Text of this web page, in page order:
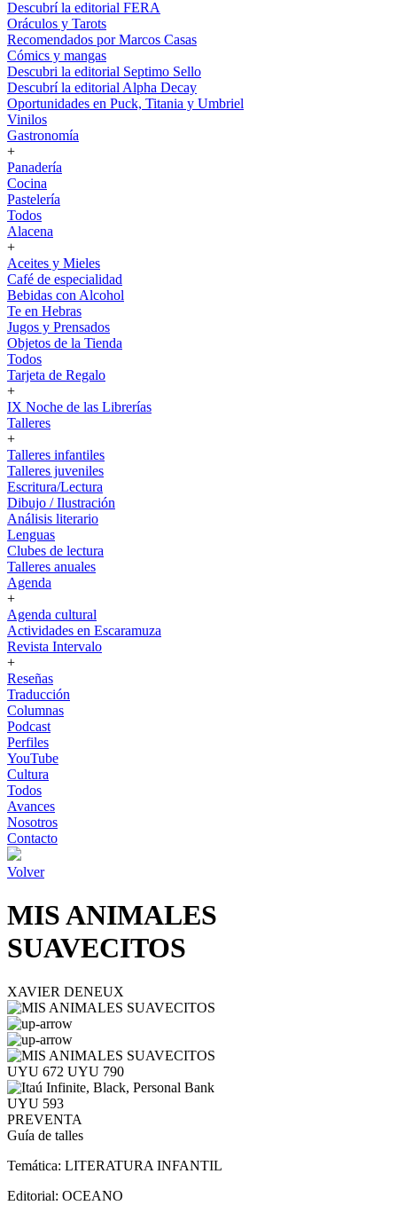
Descubrí la editorial FERA
Oráculos y Tarots
Recomendados por Marcos Casas
Cómics y mangas
Descubri la editorial Septimo Sello
Descubrí la editorial Alpha Decay
Oportunidades en Puck, Titania y Umbriel
Vinilos
Gastronomía
+
Panadería
Cocina
Pastelería
Todos
Alacena
+
Aceites y Mieles
Café de especialidad
Bebidas con Alcohol
Te en Hebras
Jugos y Prensados
Objetos de la Tienda
Todos
Tarjeta de Regalo
+
IX Noche de las Librerías
Talleres
+
Talleres infantiles
Talleres juveniles
Escritura/Lectura
Dibujo / Ilustración
Análisis literario
Lenguas
Clubes de lectura
Talleres anuales
Agenda
+
Agenda cultural
Actividades en Escaramuza
Revista Intervalo
+
Reseñas
Traducción
Columnas
Podcast
Perfiles
YouTube
Cultura
Todos
Avances
Nosotros
Contacto
Volver
MIS ANIMALES
SUAVECITOS
XAVIER DENEUX
UYU 672 UYU 790
UYU 593
PREVENTA
Guía de talles
Temática: LITERATURA INFANTIL
Editorial: OCEANO